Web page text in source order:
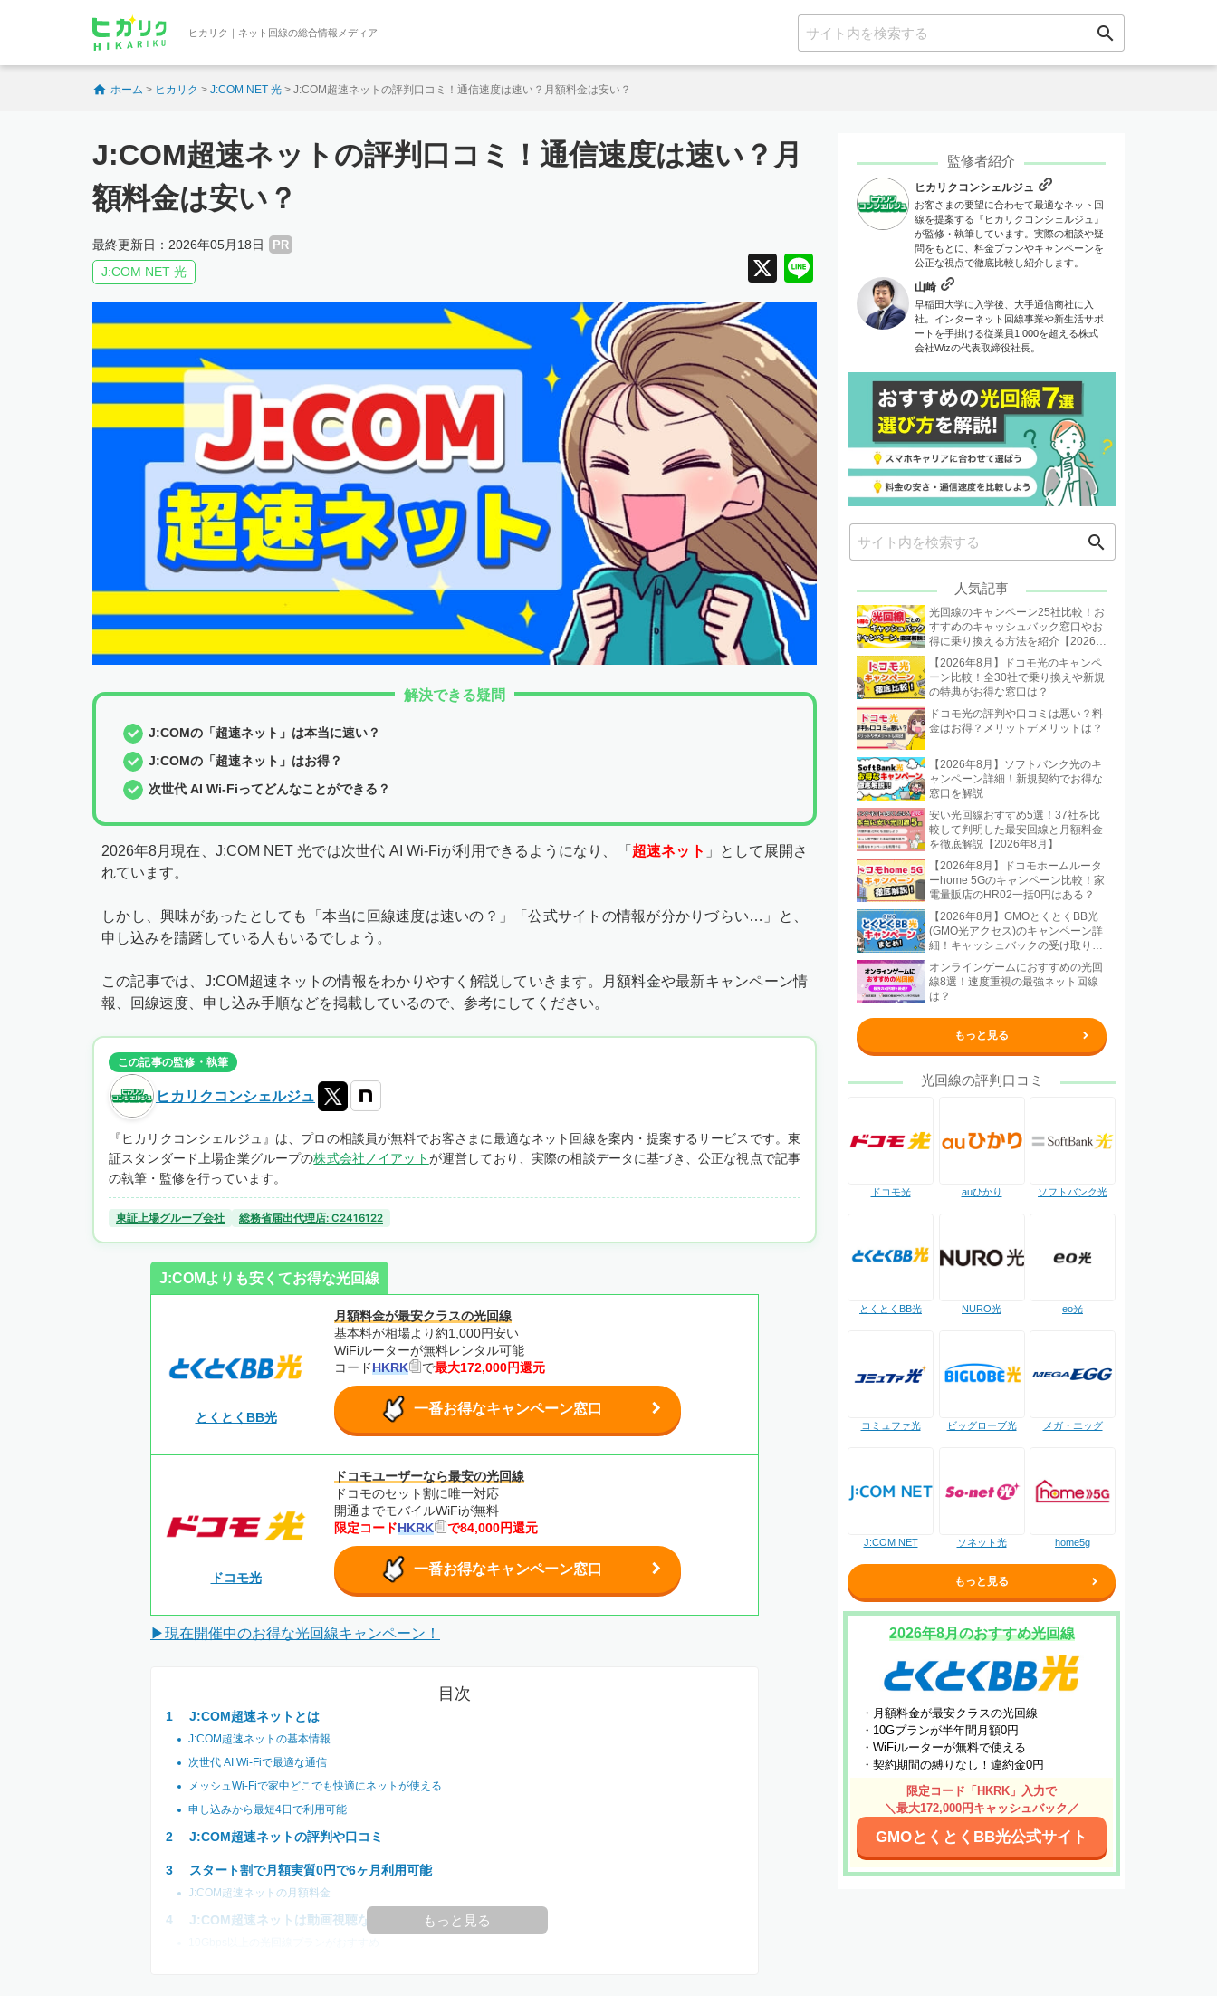
ヒカリク｜ネット回線の総合情報メディア search
ホーム > ヒカリク > J:COM NET 光 > J:COM超速ネットの評判口コミ！通信速度は速い？月額料金は安い？
J:COM超速ネットの評判口コミ！通信速度は速い？月
額料金は安い？
最終更新日：2026年05月18日 PR
X
J:COM NET 光
解決できる疑問
J:COMの「超速ネット」は本当に速い？
J:COMの「超速ネット」はお得？
次世代 AI Wi-Fiってどんなことができる？
2026年8月 現在、J:COM NET 光では次世代 AI Wi-Fiが利用できるようになり、「 超速ネット 」として展開さ
れています。
しかし、興味があったとしても「本当に回線速度は速いの？」「公式サイトの情報が分かりづらい…」と、
申し込みを躊躇している人もいるでしょう。
この記事では、J:COM超速ネットの情報をわかりやすく解説していきます。月額料金や最新キャンペーン情
報、回線速度、申し込み手順などを掲載しているので、参考にしてください。
この記事の監修・執筆
ヒカリクコンシェルジュ
『ヒカリクコンシェルジュ』は、プロの相談員が無料でお客さまに最適なネット回線を案内・提案するサービスです。東
証スタンダード上場企業グループの株式会社ノイアットが運営しており、実際の相談データに基づき、公正な視点で記事
の執筆・監修を行っています。
東証上場グループ会社 総務省届出代理店: C2416122
J:COMよりも安くてお得な光回線
とくとくBB光
月額料金が最安クラスの光回線
基本料が相場より約1,000円安い
WiFiルーターが無料レンタル可能
コードHKRK で最大172,000円還元
一番お得なキャンペーン窓口
ドコモ光
ドコモユーザーなら最安の光回線
ドコモのセット割に唯一対応
開通までモバイルWiFiが無料
限定コードHKRK で84,000円還元
一番お得なキャンペーン窓口
▶現在開催中のお得な光回線キャンペーン！
目次
J:COM超速ネットとは
J:COM超速ネットの基本情報
次世代 AI Wi-Fiで最適な通信
メッシュWi-Fiで家中どこでも快適にネットが使える
申し込みから最短4日で利用可能
J:COM超速ネットの評判や口コミ
スタート割で月額実質0円で6ヶ月利用可能
J:COM超速ネットの月額料金
J:COM超速ネットは動画視聴などには問題ない通信速度
もっと見る
監修者紹介
ヒカリクコンシェルジュ
お客さまの要望に合わせて最適なネット回
線を提案する『ヒカリクコンシェルジュ』
が監修・執筆しています。実際の相談や疑
問をもとに、料金プランやキャンペーンを
公正な視点で徹底比較し紹介します。
山崎
早稲田大学に入学後、大手通信商社に入
社。インターネット回線事業や新生活サポ
ートを手掛ける従業員1,000を超える株式
会社Wizの代表取締役社長。
search
人気記事
光回線のキャンペーン25社比較！お
すすめのキャッシュバック窓口やお
得に乗り換える方法を紹介【2026年
8月】
【2026年8月】ドコモ光のキャンペ
ーン比較！全30社で乗り換えや新規
の特典がお得な窓口は？
ドコモ光の評判や口コミは悪い？料
金はお得？メリットデメリットは？
【2026年8月】ソフトバンク光のキ
ャンペーン詳細！新規契約でお得な
窓口を解説
安い光回線おすすめ5選！37社を比
較して判明した最安回線と月額料金
を徹底解説【2026年8月】
【2026年8月】ドコモホームルータ
ーhome 5Gのキャンペーン比較！家
電量販店のHR02一括0円はある？
【2026年8月】GMOとくとくBB光
(GMO光アクセス)のキャンペーン詳
細！キャッシュバックの受け取り方
法も解説
オンラインゲームにおすすめの光回
線8選！速度重視の最強ネット回線
は？
もっと見る
光回線の評判口コミ
ドコモ光 auひかり ソフトバンク光
とくとくBB光 NURO光 eo光
コミュファ光 ビッグローブ光 メガ・エッグ
J:COM NET ソネット光 home5g
もっと見る
2026年8月のおすすめ光回線
・月額料金が最安クラスの光回線
・10Gプランが半年間月額0円
・WiFiルーターが無料で使える
・契約期間の縛りなし！違約金0円
限定コード「HKRK」入力で
＼最大172,000円キャッシュバック／
GMOとくとくBB光公式サイト